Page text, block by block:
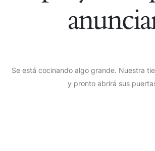
Se está cocinando algo grande. Nuestra
y pronto abrirá sus